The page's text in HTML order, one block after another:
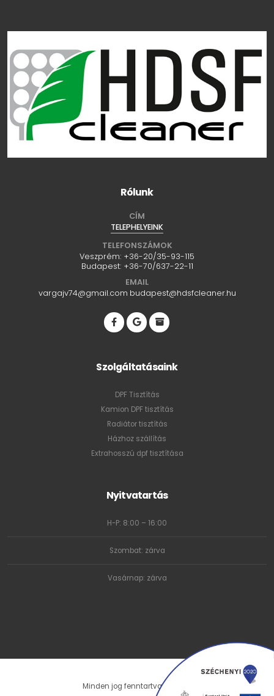
Rólunk
CÍM
TELEPHELYEINK
TELEFONSZÁMOK
Veszprém: +36-20/35-93-115
Budapest: +36-70/637-22-11
EMAIL
vargajv74@gmail.com budapest@hdsfcleaner.hu
Szolgáltatásaink
DPF Tisztítás
Kamion DPF tisztítás
Radiátor tisztítás
Házhoz szállítás
Extrahosszú dpf tisztítása
Nyitvatartás
H-P: 8:00 – 16:00
Szombat: zárva
Vasárnap: zárva
Minden jog fenntartva © 2026.